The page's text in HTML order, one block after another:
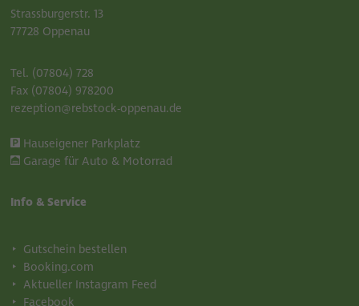
Strassburgerstr. 13
77728 Oppenau
Tel. (07804) 728
Fax (07804) 978200
rezeption@rebstock-oppenau.de
Hauseigener Parkplatz
Garage für Auto & Motorrad
Info & Service
Gutschein bestellen
Booking.com
Aktueller Instagram Feed
Facebook